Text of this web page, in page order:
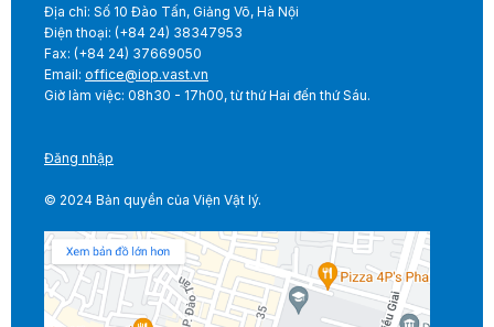
Địa chỉ: Số 10 Đào Tấn, Giảng Võ, Hà Nội
Điện thoại: (+84 24) 38347953
Fax: (+84 24) 37669050
Email: office@iop.vast.vn
Giờ làm việc: 08h30 - 17h00, từ thứ Hai đến thứ Sáu.
Đăng nhập
© 2024 Bản quyền của Viện Vật lý.